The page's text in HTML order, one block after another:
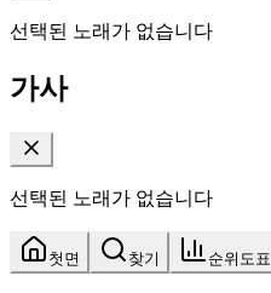
선택된 노래가 없습니다
가사
선택된 노래가 없습니다
첫면 찾기 순위도표